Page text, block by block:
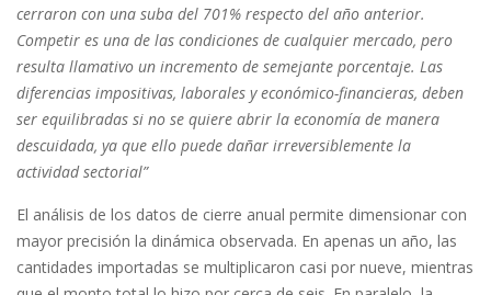
cerraron con una suba del 701% respecto del año anterior.
Competir es una de las condiciones de cualquier mercado, pero
resulta llamativo un incremento de semejante porcentaje. Las
diferencias impositivas, laborales y económico-financieras, deben
ser equilibradas si no se quiere abrir la economía de manera
descuidada, ya que ello puede dañar irreversiblemente la
actividad sectorial”
El análisis de los datos de cierre anual permite dimensionar con
mayor precisión la dinámica observada. En apenas un año, las
cantidades importadas se multiplicaron casi por nueve, mientras